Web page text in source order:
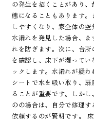
の発生を招くことがあり
態になることもあります
しやすくなり、家全体の空
水漏れを発見した場合、
れを防ぎます。次に、台
を確認し、床下が湿って
ックします。水漏れが疑
シートで水を吸い取り、
ることが重要です。しか
のの場合は、自分で修理
依頼するのが賢明です。